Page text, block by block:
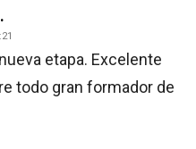
etapa. Excelente
todo gran formador de